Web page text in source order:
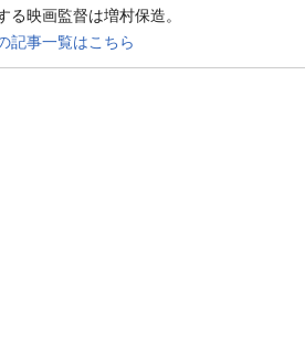
る映画監督は増村保造。
記事一覧はこちら